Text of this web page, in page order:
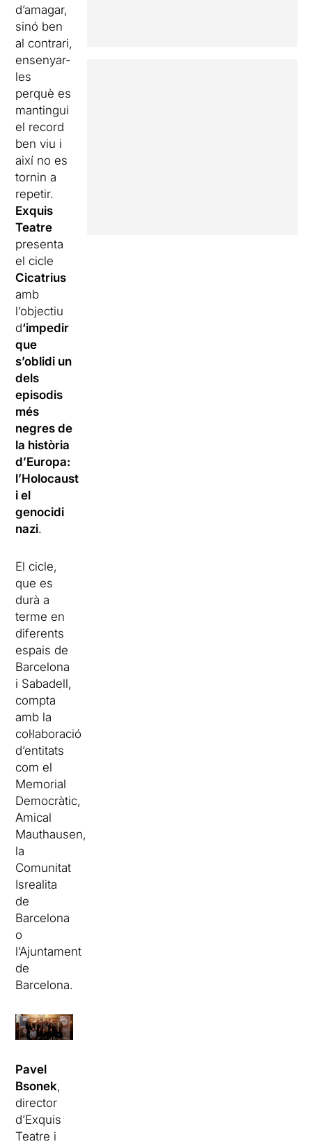
d’amagar,
sinó ben
al contrari,
ensenyar-
les
perquè es
mantingui
el record
ben viu i
així no es
tornin a
repetir.
Exquis
Teatre
presenta
el cicle
Cicatrius
amb
l’objectiu
d‘impedir
que
s’oblidi un
dels
episodis
més
negres de
la història
d’Europa:
l’Holocaust
i el
genocidi
nazi.
El cicle,
que es
durà a
terme en
diferents
espais de
Barcelona
i Sabadell,
compta
amb la
col·laboració
d’entitats
com el
Memorial
Democràtic,
Amical
Mauthausen,
la
Comunitat
Isrealita
de
Barcelona
o
l’Ajuntament
de
Barcelona.
Pavel
Bsonek,
director
d’Exquis
Teatre i